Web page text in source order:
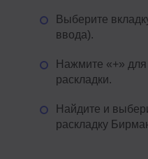
Выберите
ввода).
Нажмите «+»
раскладки.
Найдите и
раскладку